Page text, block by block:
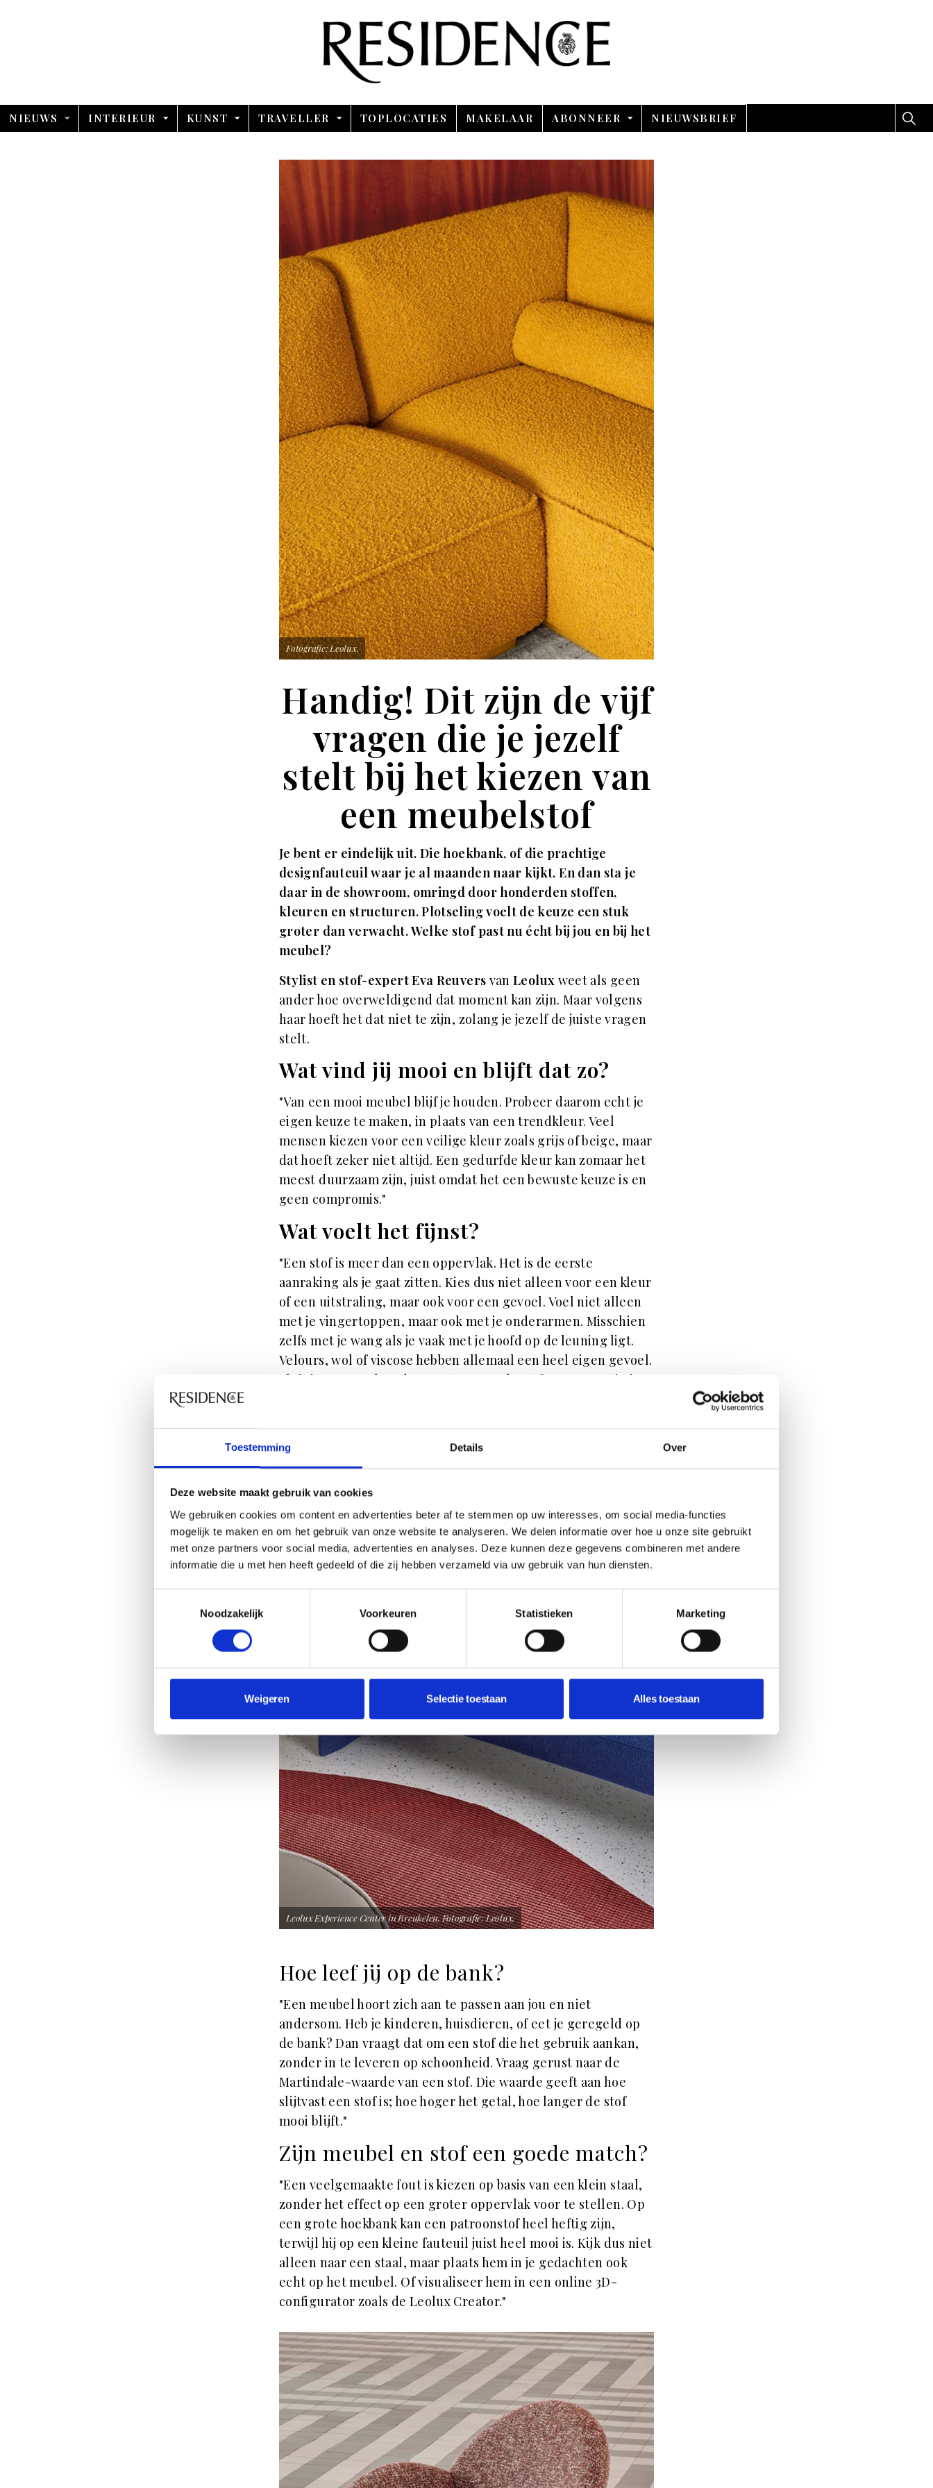
Toestemming Details Over
Deze website maakt gebruik van cookies
We gebruiken cookies om content en advertenties beter af te stemmen op uw interesses, om social media-functies
mogelijk te maken en om het gebruik van onze website te analyseren. We delen informatie over hoe u onze site gebruikt
met onze partners voor social media, advertenties en analyses. Deze kunnen deze gegevens combineren met andere
informatie die u met hen heeft gedeeld of die zij hebben verzameld via uw gebruik van hun diensten.
Noodzakelijk
Voorkeuren Statistieken Marketing
Weigeren Selectie toestaan Alles toestaan
NIEUWS INTERIEUR KUNST TRAVELLER TOPLOCATIES MAKELAAR ABONNEER NIEUWSBRIEF
Fotografie: Leolux.
Handig! Dit zijn de vijf
vragen die je jezelf
stelt bij het kiezen van
een meubelstof
Je bent er eindelijk uit. Die hoekbank, of die prachtige
designfauteuil waar je al maanden naar kijkt. En dan sta je
daar in de showroom, omringd door honderden stoffen,
kleuren en structuren. Plotseling voelt de keuze een stuk
groter dan verwacht. Welke stof past nu écht bij jou en bij het
meubel?
Stylist en stof-expert Eva Reuvers vanLeolux weet als geen
ander hoe overweldigend dat moment kan zijn. Maar volgens
haar hoeft het dat niet te zijn, zolang je jezelf de juiste vragen
stelt.
Wat vind jij mooi en blijft dat zo?
"Van een mooi meubel blijf je houden. Probeer daarom echt je
eigen keuze te maken, in plaats van een trendkleur. Veel
mensen kiezen voor een veilige kleur zoals grijs of beige, maar
dat hoeft zeker niet altijd. Een gedurfde kleur kan zomaar het
meest duurzaam zijn, juist omdat het een bewuste keuze is en
geen compromis."
Wat voelt het fijnst?
"Een stof is meer dan een oppervlak. Het is de eerste
aanraking als je gaat zitten. Kies dus niet alleen voor een kleur
of een uitstraling, maar ook voor een gevoel. Voel niet alleen
met je vingertoppen, maar ook met je onderarmen. Misschien
zelfs met je wang als je vaak met je hoofd op de leuning ligt.
Velours, wol of viscose hebben allemaal een heel eigen gevoel.
Sluit je ogen en laat de structuur van de stof meewegen in je
Leolux Experience Center in Breukelen. Fotografie: Leolux.
Hoe leef jij op de bank?
"Een meubel hoort zich aan te passen aan jou en niet
andersom. Heb je kinderen, huisdieren, of eet je geregeld op
de bank? Dan vraagt dat om een stof die het gebruik aankan,
zonder in te leveren op schoonheid. Vraag gerust naar de
Martindale-waarde van een stof. Die waarde geeft aan hoe
slijtvast een stof is; hoe hoger het getal, hoe langer de stof
mooi blijft."
Zijn meubel en stof een goede match?
"Een veelgemaakte fout is kiezen op basis van een klein staal,
zonder het effect op een groter oppervlak voor te stellen. Op
een grote hoekbank kan een patroonstof heel heftig zijn,
terwijl hij op een kleine fauteuil juist heel mooi is. Kijk dus niet
alleen naar een staal, maar plaats hem in je gedachten ook
echt op het meubel. Of visualiseer hem in een online 3D-
configurator zoals de Leolux Creator."